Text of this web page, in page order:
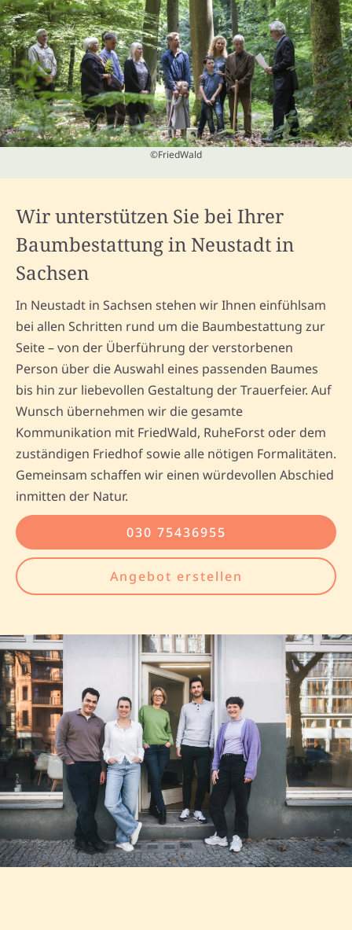
©FriedWald
Wir unterstützen Sie bei Ihrer
Baumbestattung in Neustadt in
Sachsen
In Neustadt in Sachsen stehen wir Ihnen einfühlsam
bei allen Schritten rund um die Baumbestattung zur
Seite – von der Überführung der verstorbenen
Person über die Auswahl eines passenden Baumes
bis hin zur liebevollen Gestaltung der Trauerfeier. Auf
Wunsch übernehmen wir die gesamte
Kommunikation mit FriedWald, RuheForst oder dem
zuständigen Friedhof sowie alle nötigen Formalitäten.
Gemeinsam schaffen wir einen würdevollen Abschied
inmitten der Natur.
030 75436955
Angebot erstellen